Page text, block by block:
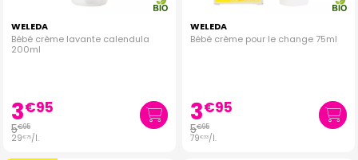
WELEDA
Bébé crème lavante calendula
200ml
3€95
5€95
29€75/l.
WELEDA
Bébé crème pour le change 75ml
3€95
5€95
79€33/l.